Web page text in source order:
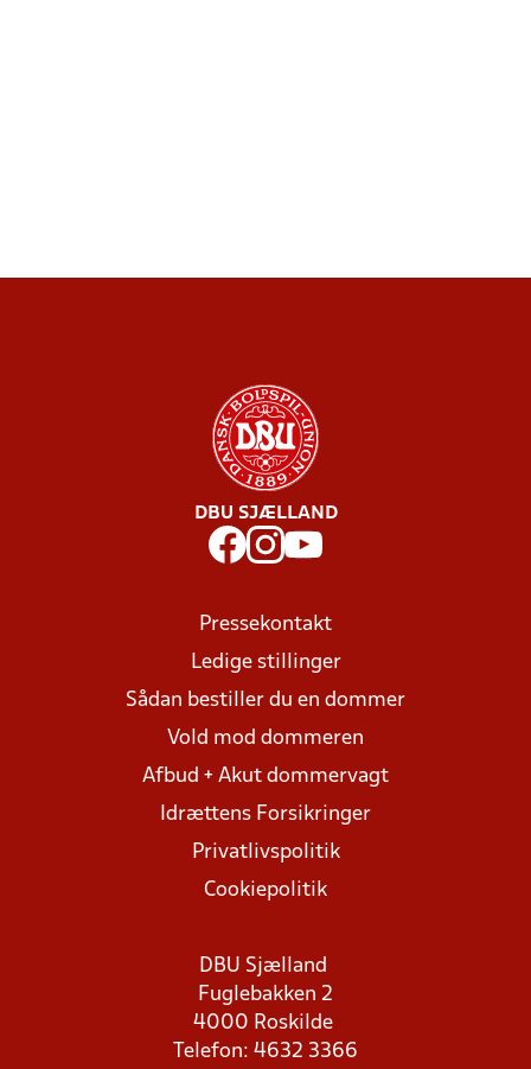
DBU SJÆLLAND
Pressekontakt
Ledige stillinger
Sådan bestiller du en dommer
Vold mod dommeren
Afbud + Akut dommervagt
Idrættens Forsikringer
Privatlivspolitik
Cookiepolitik
DBU Sjælland
Fuglebakken 2
4000 Roskilde
Telefon: 4632 3366